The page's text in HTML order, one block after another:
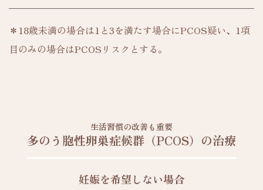
＊18歳未満の場合は1と3を満たす場合にPCOS疑い、1項
目のみの場合はPCOSリスクとする。
生活習慣の改善も重要
多のう胞性卵巣症候群（PCOS）の治療
妊娠を希望しない場合